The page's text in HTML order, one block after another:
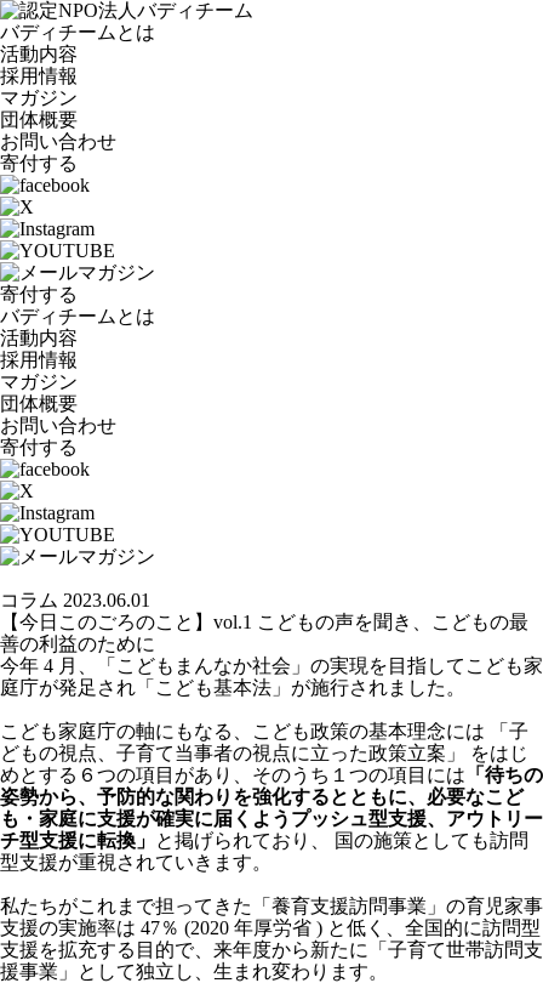
バディチームとは
活動内容
採用情報
マガジン
団体概要
お問い合わせ
寄付する
寄付する
バディチームとは
活動内容
採用情報
マガジン
団体概要
お問い合わせ
寄付する
コラム 2023.06.01
【今日このごろのこと】vol.1 こどもの声を聞き、こどもの最
善の利益のために
今年 4 月、「こどもまんなか社会」の実現を目指してこども家
庭庁が発足され「こども基本法」が施行されました。
こども家庭庁の軸にもなる、こども政策の基本理念には 「子
どもの視点、子育て当事者の視点に立った政策立案」 をはじ
めとする６つの項目があり、そのうち１つの項目には 「待ちの
姿勢から、予防的な関わりを強化するとともに、必要なこど
も・家庭に支援が確実に届くようプッシュ型支援、 アウトリー
チ型支援に転換」 と掲げられており、 国の施策としても訪問
型支援が重視されていきます。
私たちがこれまで担ってきた「養育支援訪問事業」の育児家事
支援の実施率は 47％ (2020 年厚労省 ) と低く、全国的に訪問型
支援を拡充する目的で、来年度から新たに「子育て世帯訪問支
援事業」として独立し、生まれ変わります。